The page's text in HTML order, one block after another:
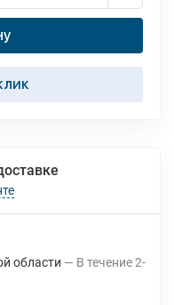
области В течение2-